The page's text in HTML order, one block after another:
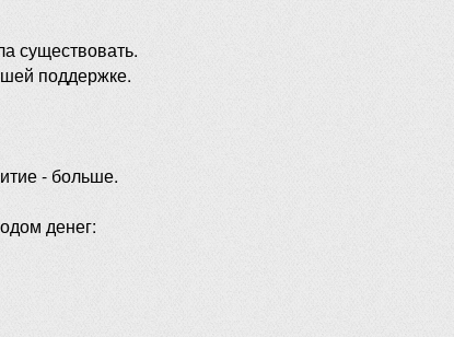
существовать.
поддержке.
- больше.
денег: